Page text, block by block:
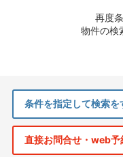
再度
物件の検
条件を指定して検索を
直接お問合せ・web予